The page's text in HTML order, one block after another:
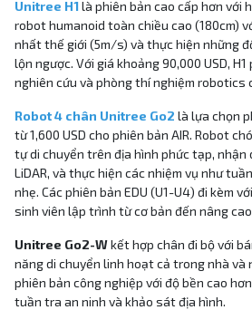
Unitree H1 là phiên bản cao cấp hơn với
robot humanoid toàn chiều cao (180cm)
nhất thế giới (5m/s) và thực hiện những
lộn ngược. Với giá khoảng 90,000 USD,
nghiên cứu và phòng thí nghiệm robotics
Robot 4 chân Unitree Go2 là lựa chọn
từ 1,600 USD cho phiên bản AIR. Robot
tự di chuyển trên địa hình phức tạp, nhận
LiDAR, và thực hiện các nhiệm vụ như
nhẹ. Các phiên bản EDU (U1-U4) đi kèm
sinh viên lập trình từ cơ bản đến nâng
Unitree Go2-Wkết hợp chân đi bộ với
năng di chuyển linh hoạt cả trong nhà và
phiên bản công nghiệp với độ bền cao
tuần tra an ninh và khảo sát địa hình.